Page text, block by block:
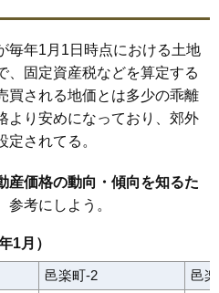
年1月1日時点における土地
、固定資産税などを算定する
買される地価とは多少の乖離
より安めになっており、郊外
されてる。
産価格の動向・傾向を知るた
参考にしよう。
1月）
邑楽町-2 邑